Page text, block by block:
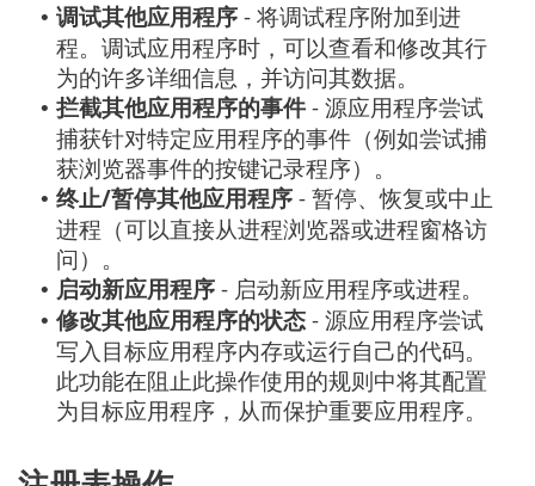
• 调试其他应用程序 - 将调试程序附加到进
程。调试应用程序时，可以查看和修改其行
为的许多详细信息，并访问其数据。
• 拦截其他应用程序的事件 - 源应用程序尝试
捕获针对特定应用程序的事件（例如尝试捕
获浏览器事件的按键记录程序）。
• 终止/暂停其他应用程序 - 暂停、恢复或中止
进程（可以直接从进程浏览器或进程窗格访
问）。
• 启动新应用程序 - 启动新应用程序或进程。
• 修改其他应用程序的状态 - 源应用程序尝试
写入目标应用程序内存或运行自己的代码。
此功能在阻止此操作使用的规则中将其配置
为目标应用程序，从而保护重要应用程序。